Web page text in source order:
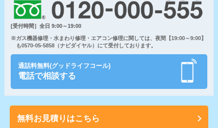
[受付時間］全日 9:00～19:00
※ガス機器修理・水まわり修理・エアコン修理に関しては、夜間【19:00～9:00】
も0570-05-5858（ナビダイヤル）にて受付しております。
通話料無料(グッドライフコール)
電話で相談する
無料お見積りはこちら